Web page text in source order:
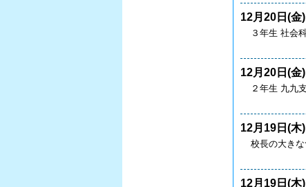
12月20日(金
３年生 社会
12月20日(金
２年生 九九
12月19日(木
校長の大き
12月19日(木